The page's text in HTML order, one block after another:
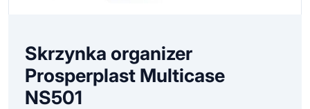
Skrzynka organizer
Prosperplast Multicase
NS501